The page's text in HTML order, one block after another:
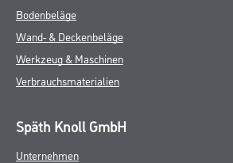
Bodenbeläge
Wand- & Deckenbeläge
Werkzeug & Maschinen
Verbrauchsmaterialien
Späth Knoll GmbH
Unternehmen